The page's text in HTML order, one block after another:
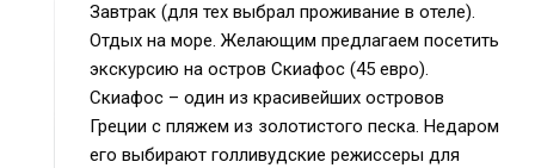
Завтрак (для тех выбрал проживание в отеле).
Отдых на море. Желающим предлагаем посетить
экскурсию на остров Скиафос (45 евро).
Скиафос – один из красивейших островов
Греции с пляжем из золотистого песка. Недаром
его выбирают голливудские режиссеры для